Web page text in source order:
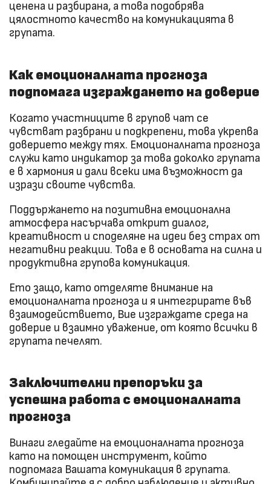
ценена и разбирана, а това подобрява
цялостното качество на комуникацията в
групата.
Как емоционалната прогноза
подпомага изграждането на доверие
Когато участниците в групов чат се
чувстват разбрани и подкрепени, това укрепва
доверието между тях. Емоционалната прогноза
служи като индикатор за това доколко групата
е в хармония и дали всеки има възможност да
изрази своите чувства.
Поддържането на позитивна емоционална
атмосфера насърчава открит диалог,
креативност и споделяне на идеи без страх от
негативни реакции. Това е в основата на силна и
продуктивна групова комуникация.
Ето защо, като отделяте внимание на
емоционалната прогноза и я интегрирате във
взаимодействието, Вие изграждате среда на
доверие и взаимно уважение, от която всички в
групата печелят.
Заключителни препоръки за
успешна работа с емоционалната
прогноза
Винаги гледайте на емоционалната прогноза
като на помощен инструмент, който
подпомага Вашата комуникация в групата.